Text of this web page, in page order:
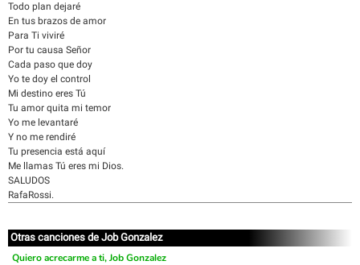
Todo plan dejaré
En tus brazos de amor
Para Ti viviré
Por tu causa Señor
Cada paso que doy
Yo te doy el control
Mi destino eres Tú
Tu amor quita mi temor
Yo me levantaré
Y no me rendiré
Tu presencia está aquí
Me llamas Tú eres mi Dios.
SALUDOS
RafaRossi.
Otras canciones de Job Gonzalez
Quiero acrecarme a ti, Job Gonzalez